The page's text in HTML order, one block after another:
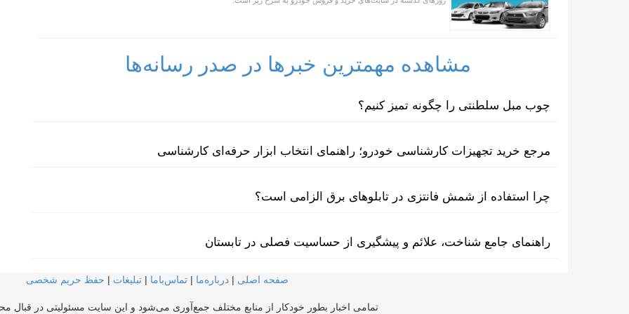
مشاهده مهمترین خبرها در صدر رسانه‌ها
چوب مبل سلطنتی را چگونه تمیز کنیم؟
مرجع خرید تجهیزات کارشناسی خودرو؛ راهنمای انتخاب ابزار حرفه‌ای کارشناسی
چرا استفاده از شمش فانتزی در تابلوهای برق الزامی است؟
راهنمای جامع شناخت، علائم و پیشگیری از حساسیت فصلی در تابستان
صفحه اصلی | درباره‌ما | تماس‌با‌ما | تبلیغات | حفظ حریم شخصی
تمامی اخبار بطور خودکار از منابع مختلف جمع‌آوری می‌شود و این سایت مسئولیتی در قبال